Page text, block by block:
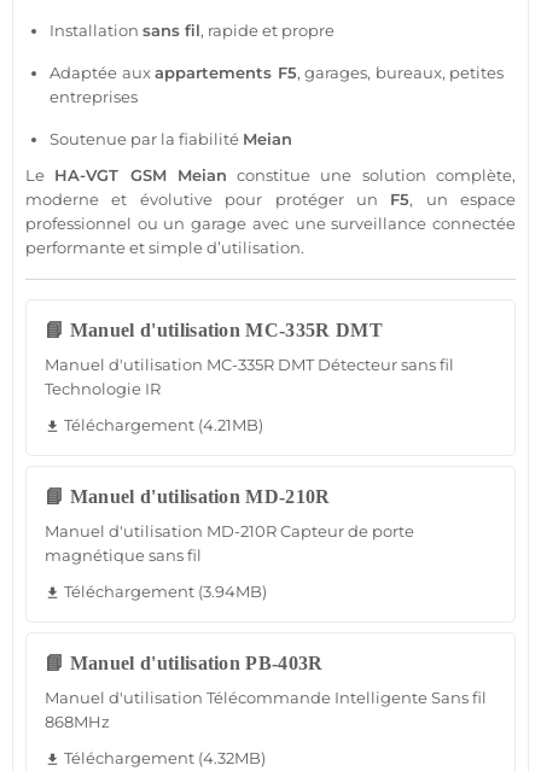
Installation sans fil, rapide et propre
Adaptée auxappartements F5, garages, bureaux, petites
entreprises
Soutenue par la fiabilité Meian
Le HA-VGT GSM Meian constitue une solution complète,
moderne et évolutive pour protégerun F5, un espace
professionnel ou ungarage avec unesurveillance connectée
performante et simple d’utilisation.
📘 Manuel d'utilisation MC-335R DMT
Manuel d'utilisation MC-335R DMT Détecteur sans fil
Technologie IR
file_download Téléchargement (4.21MB)
📘 Manuel d'utilisation MD-210R
Manuel d'utilisation MD-210R Capteur de porte
magnétique sans fil
file_download Téléchargement (3.94MB)
📘 Manuel d'utilisation PB-403R
Manuel d'utilisation Télécommande Intelligente Sans fil
868MHz
file_download Téléchargement (4.32MB)